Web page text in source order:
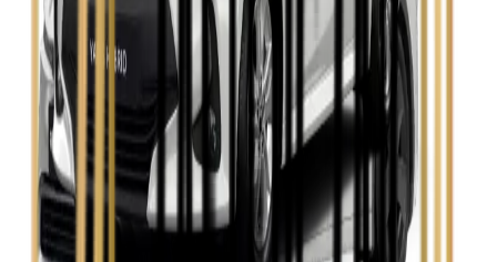
Zobacz
Skoda Octavia
Zobacz
Toyota Avensis
Zobacz
Toyota Camry